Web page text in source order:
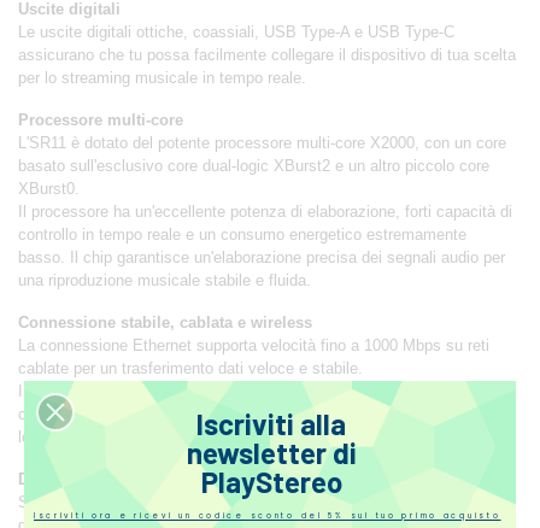
Uscite digitali
Le uscite digitali ottiche, coassiali, USB Type-A e USB Type-C
assicurano che tu possa facilmente collegare il dispositivo di tua scelta
per lo streaming musicale in tempo reale.
Processore multi-core
L'SR11 è dotato del potente processore multi-core X2000, con un core
basato sull'esclusivo core dual-logic XBurst2 e un altro piccolo core
XBurst0.
Il processore ha un'eccellente potenza di elaborazione, forti capacità di
controllo in tempo reale e un consumo energetico estremamente
basso. Il chip garantisce un'elaborazione precisa dei segnali audio per
una riproduzione musicale stabile e fluida.
Connessione stabile, cablata e wireless
La connessione Ethernet supporta velocità fino a 1000 Mbps su reti
cablate per un trasferimento dati veloce e stabile.
Il modulo Wi-Fi AP6256 supporta reti wireless dual-band sia a 2,4 GHz
che a 5 GHz, fornendo una trasmissione wireless stabile di audio
lossless.
Display LCD personalizzato
Sullo schermo puoi vedere rapidamente la modalità operativa del
Iscriviti alla
newsletter di
PlayStereo
Iscriviti ora e ricevi un codice sconto del 5% sul tuo primo acquisto